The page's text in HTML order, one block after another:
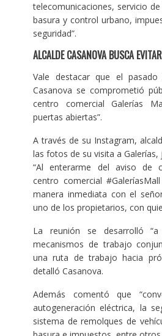
telecomunicaciones, servicio
basura y control urbano,
seguridad”.
ALCALDE CASANOVA BUSCA
Vale destacar que el
Casanova se comprometió
centro comercial Galerías
puertas abiertas”.
A través de su Instagram,
las fotos de su visita a Galerías,
“Al enterarme del aviso de
centro comercial
manera inmediata con el
uno de los propietarios, con
La reunión se desarrolló
mecanismos de trabajo
una ruta de trabajo hacia
detalló Casanova.
Además comentó que
autogeneración eléctrica, la
sistema de remolques de